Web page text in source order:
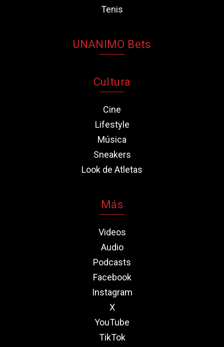
Tenis
UNANIMO Bets
Cultura
Cine
Lifestyle
Música
Sneakers
Look de Atletas
Más
Videos
Audio
Podcasts
Facebook
Instagram
X
YouTube
TikTok